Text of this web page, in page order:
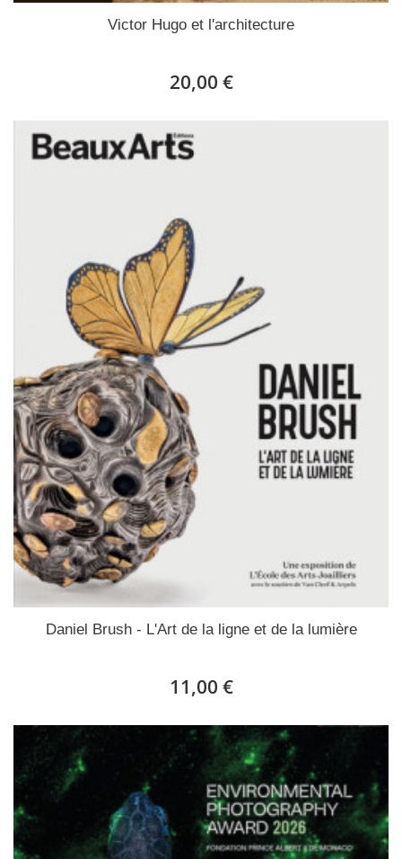
Victor Hugo et l'architecture
20,00 €
Daniel Brush - L'Art de la ligne et de la lumière
11,00 €